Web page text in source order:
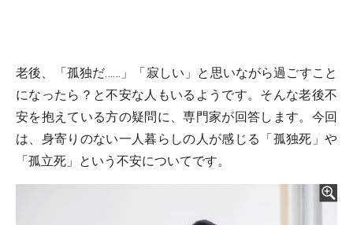
老後、「孤独だ……」「寂しい」と思いながら過ごすこと
になったら？と不安な人もいるようです。そんな老後不
安を抱えている方の疑問に、専門家が回答します。今回
は、身寄りのない一人暮らしの人が感じる「孤独死」や
「孤立死」という不安についてです。